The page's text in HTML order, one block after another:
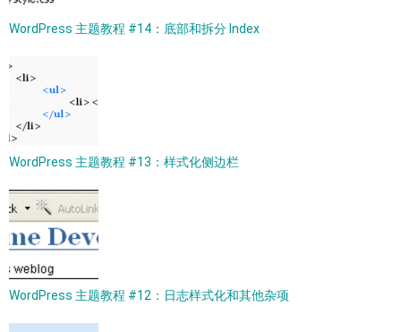
WordPress 主题教程 #14：底部和拆分 Index
WordPress 主题教程 #13：样式化侧边栏
WordPress 主题教程 #12：日志样式化和其他杂项